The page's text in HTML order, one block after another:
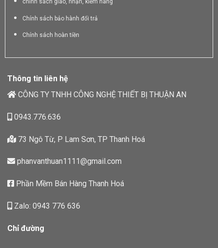
chính sách giao, nhận, kiểm hàng
Chính sách bảo hành đổi trả
Chính sách hoàn tiền
Thông tin liên hệ
CÔNG TY TNHH CÔNG NGHỆ THIẾT BỊ THUẬN AN
0943.776.636
73 Ngô Từ, P Lam Sơn, TP Thanh Hoá
phanvanthuan1111@gmail.com
Phần Mềm Bán Hàng Thanh Hoá
Zalo: 0943 776 636
Chỉ đường